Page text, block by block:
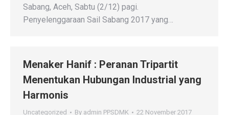
Sabang, Aceh, Sabtu (2/12) pagi.
Penyelenggaraan Sail Sabang 2017 yang…
Menaker Hanif : Peranan Tripartit
Menentukan Hubungan Industrial yang
Harmonis
Uncategorized By admin PPSDMK 22 November 2017